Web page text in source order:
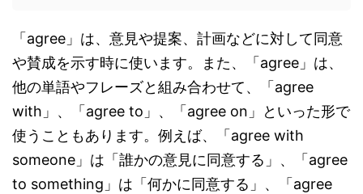
「agree」は、意見や提案、計画などに対して同意
や賛成を示す時に使います。また、「agree」は、
他の単語やフレーズと組み合わせて、「agree
with」、「agree to」、「agree on」といった形で
使うこともあります。例えば、「agree with
someone」は「誰かの意見に同意する」、「agree
to something」は「何かに同意する」、「agree